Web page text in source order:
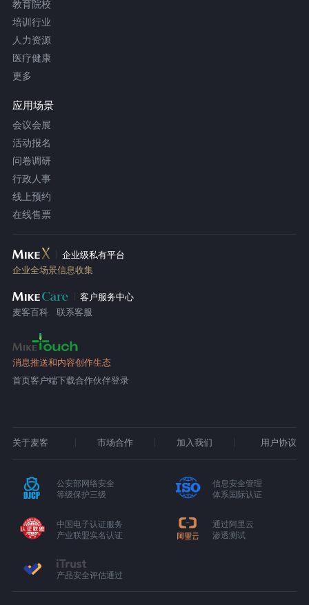
教育院校
培训行业
人力资源
医疗健康
更多
应用场景
会议会展
活动报名
问卷调研
行政人事
线上预约
在线售票
企业级私有平台
企业全场景信息收集
客户服务中心
麦客百科
联系客服
消息推送和内容创作生态
首页客户端下载合作伙伴登录
关于麦客 市场合作 加入我们 用户协议
公安部网络安全
等级保护三级
信息安全管理
体系国际认证
中国电子认证服务
产业联盟实名认证
通过阿里云
渗透测试
产品安全评估通过